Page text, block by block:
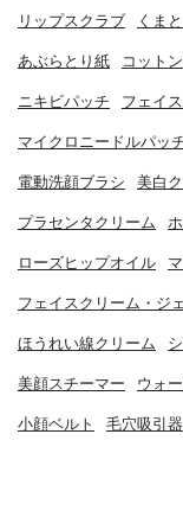
リップスクラブ くま
あぶらとり紙 コットン
ニキビパッチ フェイ
マイクロニードルパッ
電動洗顔ブラシ 美白
プラセンタクリーム
ローズヒップオイル
フェイスクリーム・ジ
ほうれい線クリーム
美顔スチーマー ウォ
小顔ベルト 毛穴吸引器